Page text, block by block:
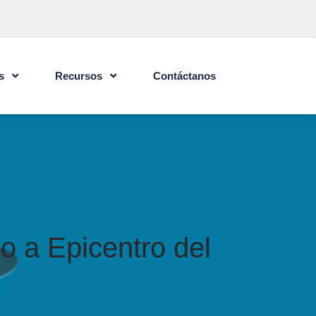
Recursos Contáctanos
a Epicentro del